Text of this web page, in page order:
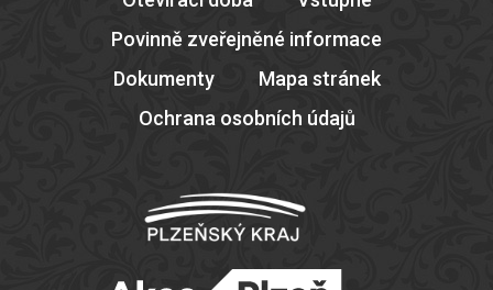
Povinně zveřejněné informace
Dokumenty
Mapa stránek
Ochrana osobních údajů